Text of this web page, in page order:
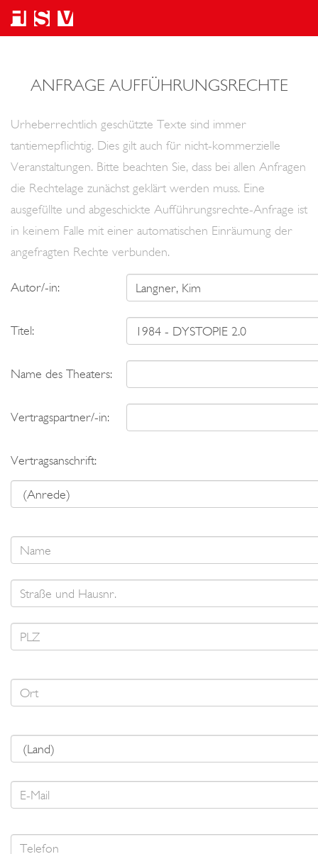
ANFRAGE AUFFÜHRUNGSRECHTE
Urheberrechtlich geschützte Texte sind immer
tantiemepflichtig. Dies gilt auch für nicht-kommerzielle
Veranstaltungen. Bitte beachten Sie, dass bei allen Anfragen
die Rechtelage zunächst geklärt werden muss. Eine
ausgefüllte und abgeschickte Aufführungsrechte-Anfrage ist
in keinem Falle mit einer automatischen Einräumung der
angefragten Rechte verbunden.
Autor/-in:
Titel:
Name des Theaters:
Vertragspartner/-in:
Vertragsanschrift: